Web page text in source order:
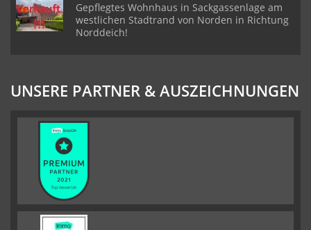
Gepflegtes Wohnhaus in Sackgassenlage am
westlichen Stadtrand von Norden in Richtung
Norddeich!
UNSERE PARTNER & AUSZEICHNUNGEN